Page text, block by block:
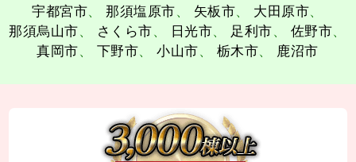
宇都宮市 那須塩原市 矢板市
大田原市
那須烏山市
さくら市 日光市 足利市
佐野市
真岡市
下野市 小山市 栃木市 鹿沼市